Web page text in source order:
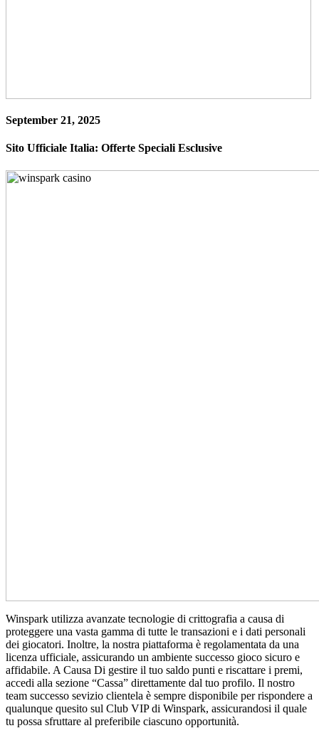
September 21, 2025
Sito Ufficiale Italia: Offerte Speciali Esclusive
Winspark utilizza avanzate tecnologie di crittografia a causa di
proteggere una vasta gamma di tutte le transazioni e i dati personali
dei giocatori. Inoltre, la nostra piattaforma è regolamentata da una
licenza ufficiale, assicurando un ambiente successo gioco sicuro e
affidabile. A Causa Di gestire il tuo saldo punti e riscattare i premi,
accedi alla sezione “Cassa” direttamente dal tuo profilo. Il nostro
team successo sevizio clientela è sempre disponibile per rispondere a
qualunque quesito sul Club VIP di Winspark, assicurandosi il quale
tu possa sfruttare al preferibile ciascuno opportunità.